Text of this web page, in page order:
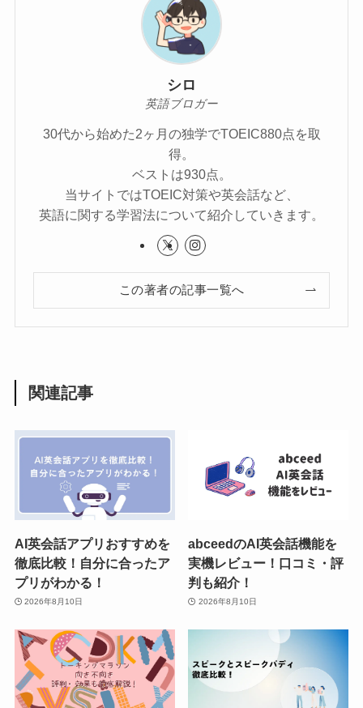
シロ
英語ブロガー
30代から始めた2ヶ月の独学でTOEIC880点を取
得。
ベストは930点。
当サイトではTOEIC対策や英会話など、
英語に関する学習法について紹介していきます。
この著者の記事一覧へ
関連記事
AI英会話アプリおすすめを
徹底比較！自分に合ったア
プリがわかる！
2026年8月10日
abceedのAI英会話機能を
実機レビュー！口コミ・評
判も紹介！
2026年8月10日